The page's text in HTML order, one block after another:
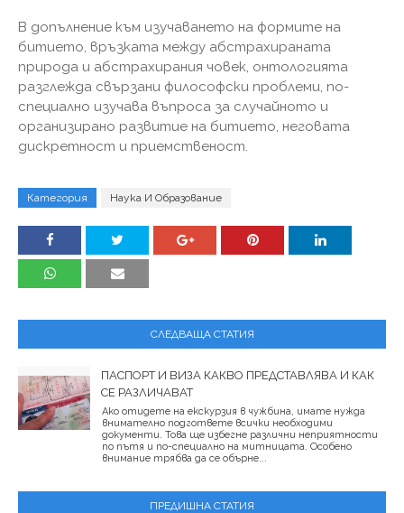
В допълнение към изучаването на формите на
битието, връзката между абстрахираната
природа и абстрахирания човек, онтологията
разглежда свързани философски проблеми, по-
специално изучава въпроса за случайното и
организирано развитие на битието, неговата
дискретност и приемственост.
Категория Наука И Образование
СЛЕДВАЩА СТАТИЯ
ПАСПОРТ И ВИЗА КАКВО ПРЕДСТАВЛЯВА И КАК
СЕ РАЗЛИЧАВАТ
Ако отидете на екскурзия в чужбина, имате нужда
внимателно подгответе всички необходими
документи. Това ще избегне различни неприятности
по пътя и по-специално на митницата. Особено
внимание трябва да се обърне...
ПРЕДИШНА СТАТИЯ